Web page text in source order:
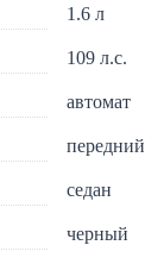
1.6 л
109 л.с.
автомат
передний
седан
черный